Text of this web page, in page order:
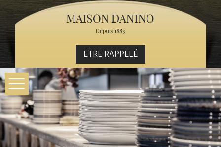
ETRE RAPPELÉ